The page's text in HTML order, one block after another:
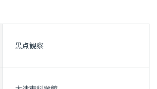
黒点観察